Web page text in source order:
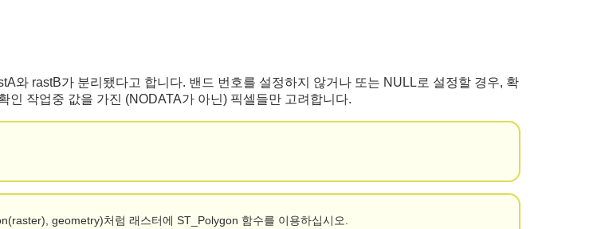
와 rastB가 분리됐다고 합니다. 밴드 번호를 설정하지 않거나 또는 NULL로 설정할 경우, 확
작업중 값을 가진 (NODATA가 아닌) 픽셀들만 고려합니다.
geometry)처럼 래스터에 ST_Polygon 함수를 이용하십시오.